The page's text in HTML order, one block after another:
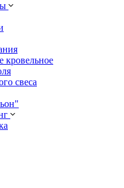
кровельное
свеса